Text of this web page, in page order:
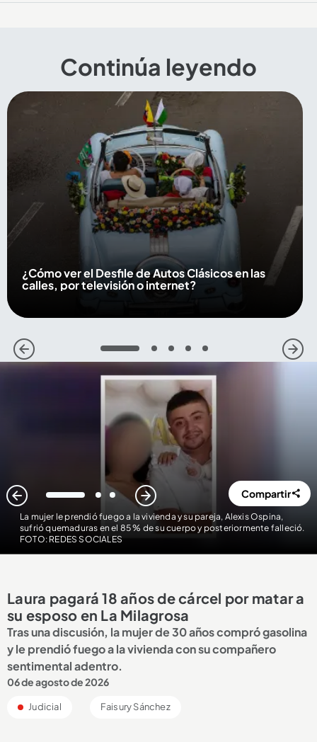
Continúa leyendo
¿Cómo ver el Desfile de Autos Clásicos en las
calles, por televisión o internet?
1 2 3 4 5
La mujer le prendió fuego a la vivienda y su pareja, Alexis Ospina,
sufrió quemaduras en el 85 % de su cuerpo y posteriormente falleció.
FOTO: REDES SOCIALES
1 2 3 Compartir
Laura pagará 18 años de cárcel por matar a
su esposo en La Milagrosa
Tras una discusión, la mujer de 30 años compró gasolina
y le prendió fuego a la vivienda con su compañero
sentimental adentro.
06 de agosto de 2026
Judicial Faisury Sánchez